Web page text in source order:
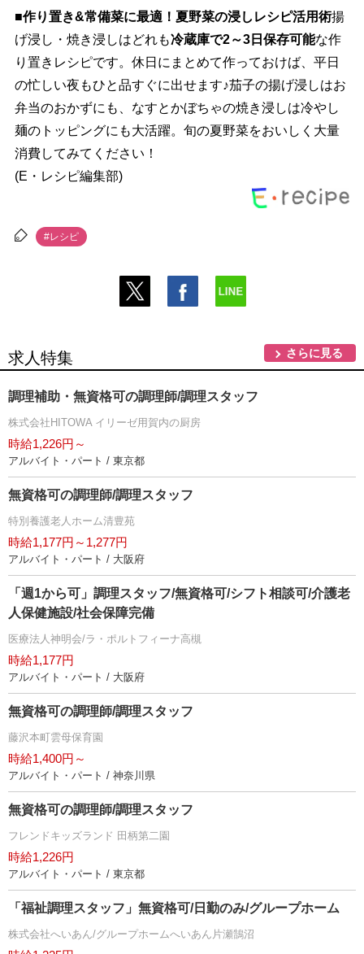
■作り置き&常備菜に最適！夏野菜の浸しレシピ活用術揚
げ浸し・焼き浸しはどれも冷蔵庫で2～3日保存可能な作
り置きレシピです。休日にまとめて作っておけば、平日
の忙しい夜もひと品すぐに出せます♪茄子の揚げ浸しはお
弁当のおかずにも、なすとかぼちゃの焼き浸しは冷やし
麺のトッピングにも大活躍。旬の夏野菜をおいしく大量
消費してみてください！
(E・レシピ編集部)
#レシピ
求人特集 さらに見る
調理補助・無資格可の調理師/調理スタッフ
株式会社HITOWA イリーゼ用賀内の厨房
時給1,226円～
アルバイト・パート / 東京都
無資格可の調理師/調理スタッフ
特別養護老人ホーム清豊苑
時給1,177円～1,277円
アルバイト・パート / 大阪府
「週1から可」調理スタッフ/無資格可/シフト相談可/介護老
人保健施設/社会保障完備
医療法人神明会/ラ・ポルトフィーナ高槻
時給1,177円
アルバイト・パート / 大阪府
無資格可の調理師/調理スタッフ
藤沢本町雲母保育園
時給1,400円～
アルバイト・パート / 神奈川県
無資格可の調理師/調理スタッフ
フレンドキッズランド 田柄第二園
時給1,226円
アルバイト・パート / 東京都
「福祉調理スタッフ」無資格可/日勤のみ/グループホーム
株式会社へいあん/グループホームへいあん片瀬鵠沼